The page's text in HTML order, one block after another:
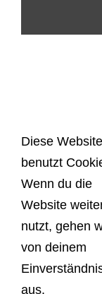
© Copyright
Rights
Diese Website
benutzt
Wenn du die
Website
nutzt, gehen
von deinem
aus.